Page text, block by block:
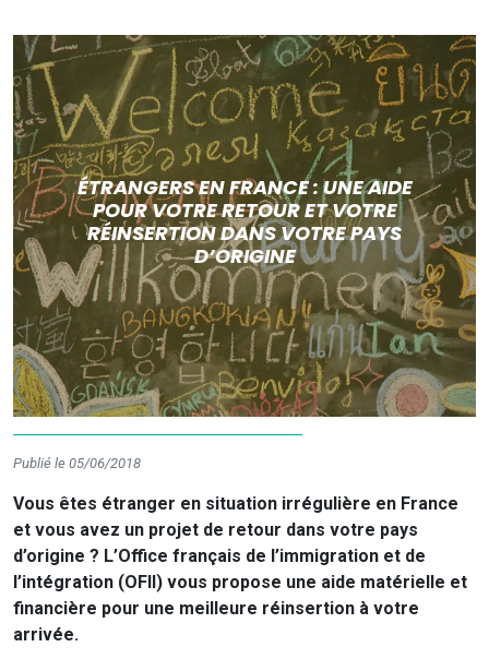
ÉTRANGERS EN FRANCE : UNE AIDE
POUR VOTRE RETOUR ET VOTRE
RÉINSERTION DANS VOTRE PAYS
D’ORIGINE
Publié le 05/06/2018
Vous êtes étranger en situation irrégulière en France
et vous avez un projet de retour dans votre pays
d’origine ? L’Office français de l’immigration et de
l’intégration (OFII) vous propose une aide matérielle et
financière pour une meilleure réinsertion à votre
arrivée.